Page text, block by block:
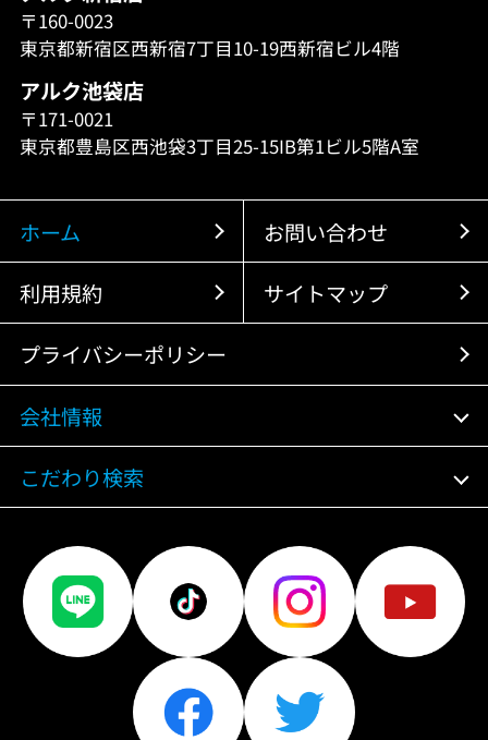
〒160-0023
東京都新宿区西新宿7丁目10-19西新宿ビル4階
アルク池袋店
〒171-0021
東京都豊島区西池袋3丁目25-15IB第1ビル5階A室
ホーム お問い合わせ
利用規約 サイトマップ
プライバシーポリシー
会社情報
こだわり検索